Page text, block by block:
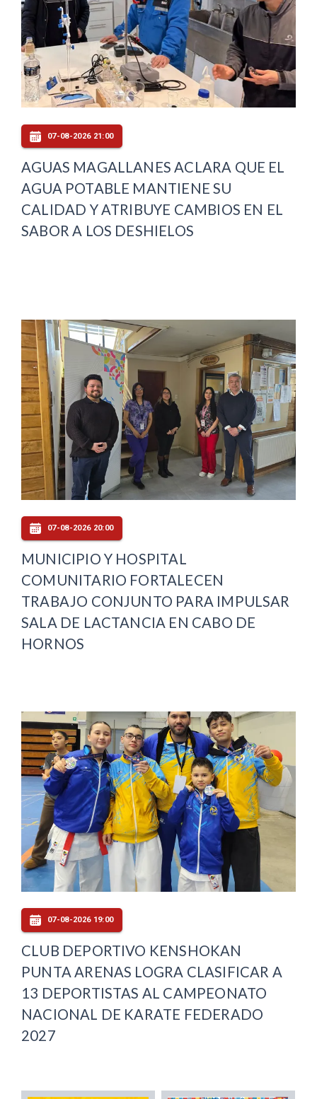
07-08-2026 21:00
AGUAS MAGALLANES ACLARA QUE EL
AGUA POTABLE MANTIENE SU
CALIDAD Y ATRIBUYE CAMBIOS EN EL
SABOR A LOS DESHIELOS
07-08-2026 20:00
MUNICIPIO Y HOSPITAL
COMUNITARIO FORTALECEN
TRABAJO CONJUNTO PARA IMPULSAR
SALA DE LACTANCIA EN CABO DE
HORNOS
07-08-2026 19:00
CLUB DEPORTIVO KENSHOKAN
PUNTA ARENAS LOGRA CLASIFICAR A
13 DEPORTISTAS AL CAMPEONATO
NACIONAL DE KARATE FEDERADO
2027